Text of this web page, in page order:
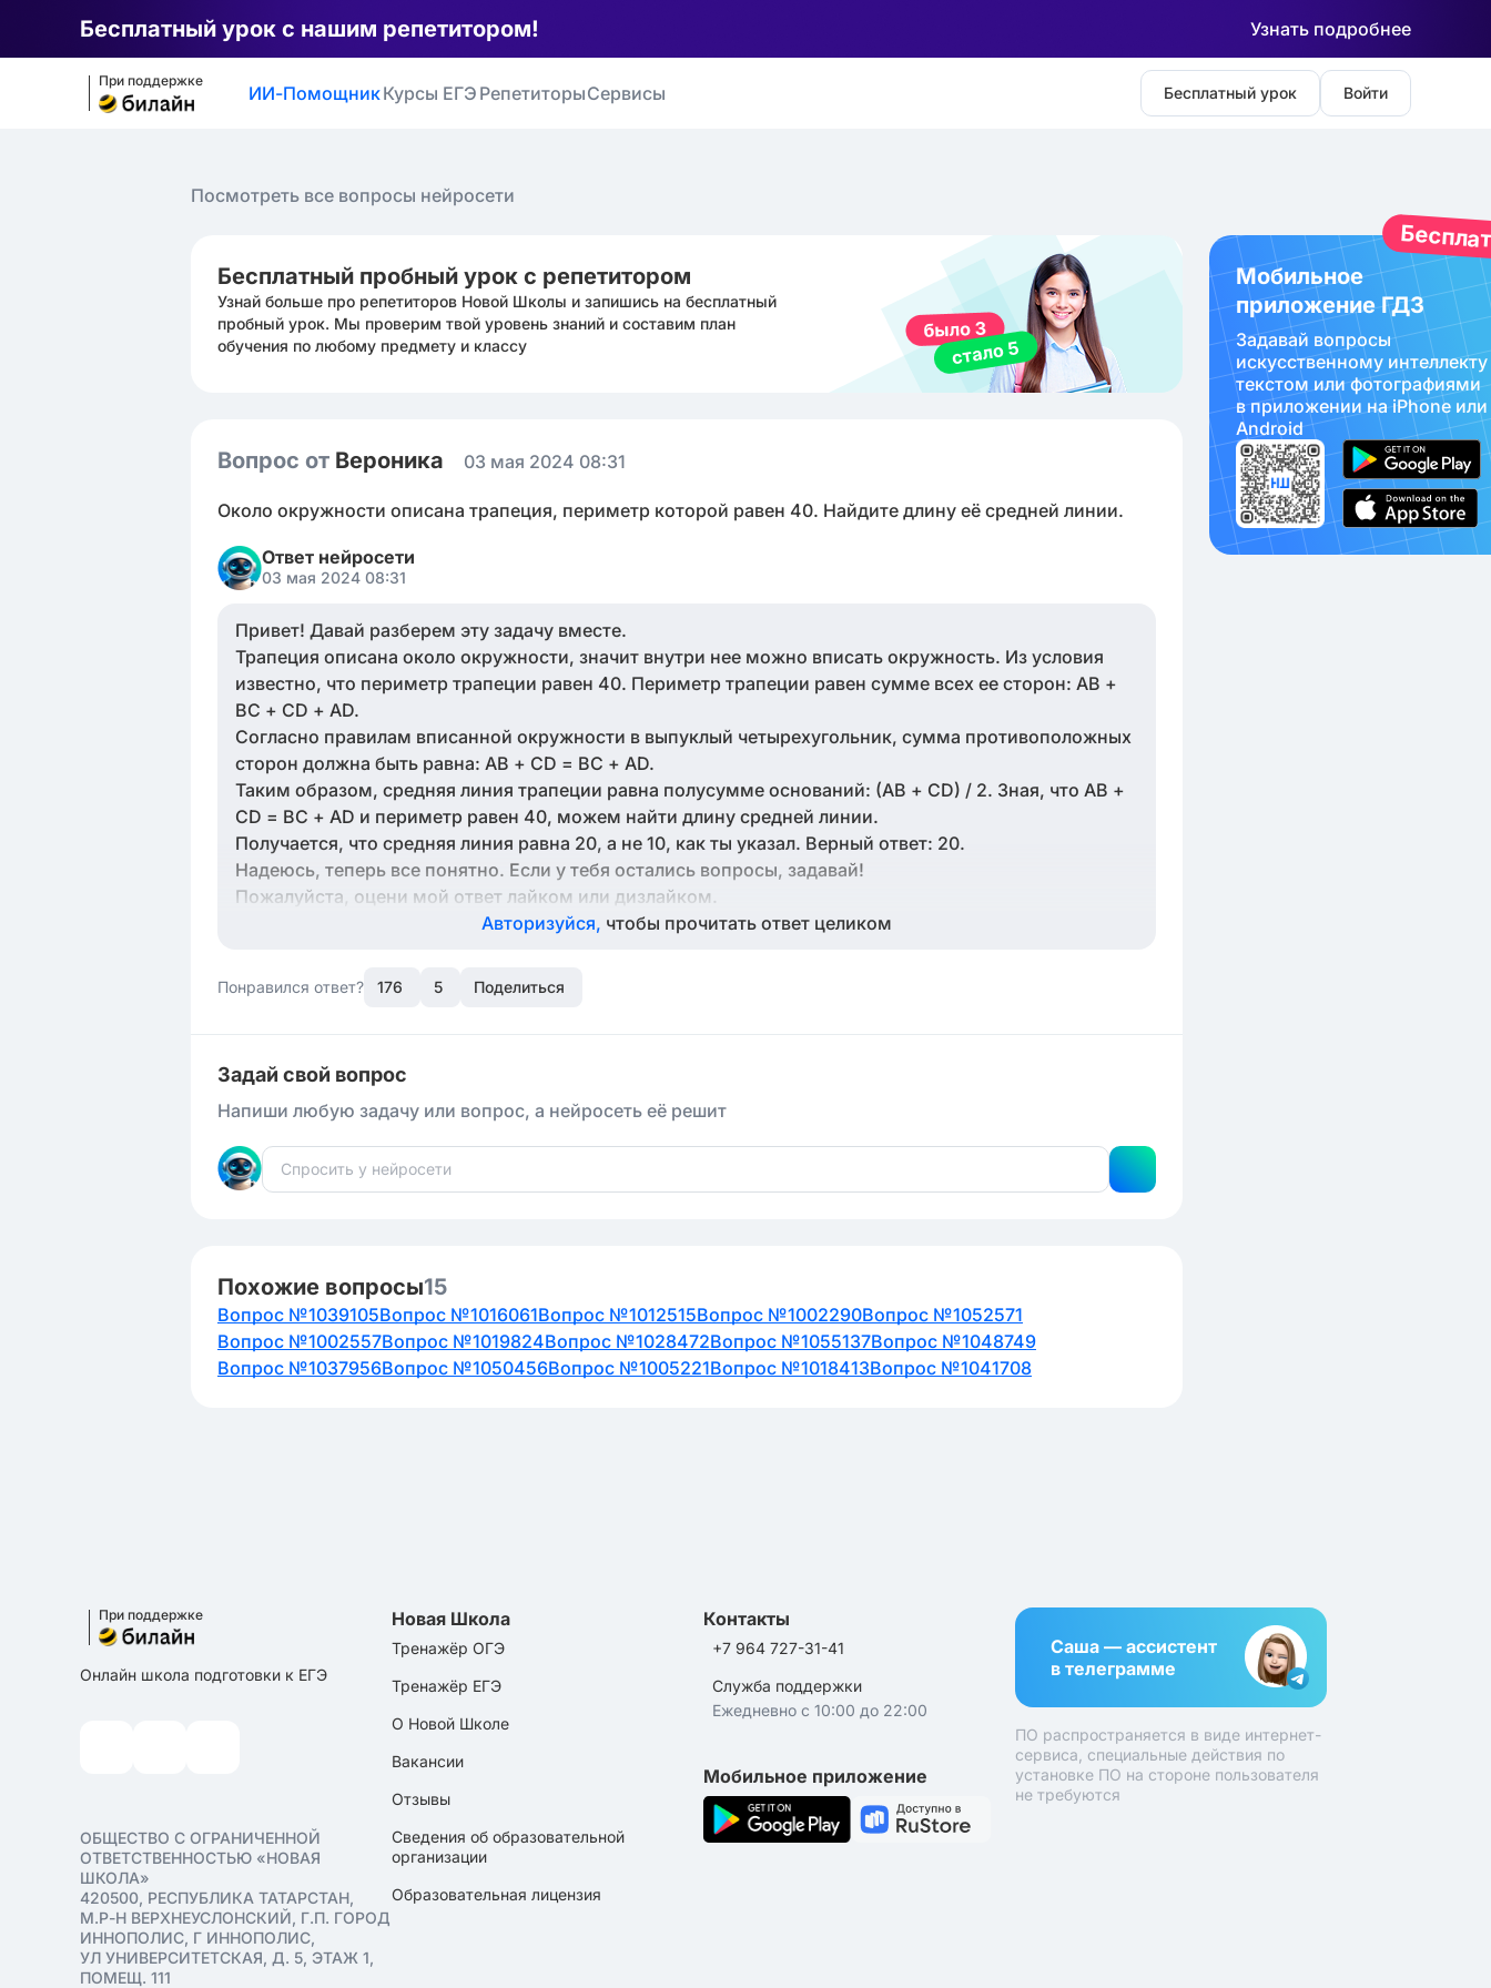
Бесплатный урок с нашим репетитором! Узнать подробнее
При поддержке
ИИ-ПомощникКурсы ЕГЭ РепетиторыСервисы Бесплатный урок Войти
Посмотреть все вопросы нейросети
Бесплатный пробный урок с репетитором
Узнай больше про репетиторов Новой Школы и запишись на бесплатный
пробный урок. Мы проверим твой уровень знаний и составим план
обучения по любому предмету и классу
Вопрос от Вероника ㅤ 03 мая 2024 08:31
Около окружности описана трапеция, периметр которой равен 40. Найдите длину её средней линии.
Ответ нейросети
03 мая 2024 08:31
Привет! Давай разберем эту задачу вместе.
Трапеция описана около окружности, значит внутри нее можно вписать окружность. Из условия
известно, что периметр трапеции равен 40. Периметр трапеции равен сумме всех ее сторон: AB +
BC + CD + AD.
Согласно правилам вписанной окружности в выпуклый четырехугольник, сумма противоположных
сторон должна быть равна: AB + CD = BC + AD.
Таким образом, средняя линия трапеции равна полусумме оснований: (AB + CD) / 2. Зная, что AB +
CD = BC + AD и периметр равен 40, можем найти длину средней линии.
Получается, что средняя линия равна 20, а не 10, как ты указал. Верный ответ: 20.
Надеюсь, теперь все понятно. Если у тебя остались вопросы, задавай!
Пожалуйста, оцени мой ответ лайком или дизлайком.
Авторизуйся, чтобы прочитать ответ целиком
Понравился ответ? 176 5 Поделиться
Задай свой вопрос
Напиши любую задачу или вопрос, а нейросеть её решит
Похожие вопросы15
Вопрос №1039105Вопрос №1016061Вопрос №1012515Вопрос №1002290Вопрос №1052571
Вопрос №1002557Вопрос №1019824Вопрос №1028472Вопрос №1055137Вопрос №1048749
Вопрос №1037956Вопрос №1050456Вопрос №1005221Вопрос №1018413Вопрос №1041708
Мобильное
приложение ГДЗ
Задавай вопросы
искуcственному интеллекту
текстом или фотографиями
в приложении на iPhone или
Android
При поддержке
Онлайн школа подготовки к ЕГЭ
ОБЩЕСТВО С ОГРАНИЧЕННОЙ
ОТВЕТСТВЕННОСТЬЮ «НОВАЯ
ШКОЛА»
420500, РЕСПУБЛИКА ТАТАРСТАН,
М.Р-Н ВЕРХНЕУСЛОНСКИЙ, Г.П. ГОРОД
ИННОПОЛИС, Г ИННОПОЛИС,
УЛ УНИВЕРСИТЕТСКАЯ, Д. 5, ЭТАЖ 1,
ПОМЕЩ. 111
Новая Школа
Тренажёр ОГЭ
Тренажёр ЕГЭ
О Новой Школе
Вакансии
Отзывы
Сведения об образовательной
организации
Образовательная лицензия
Контакты
+7 964 727-31-41
Служба поддержки
Ежедневно с 10:00 до 22:00
Мобильное приложение
Саша — ассистент
в телеграмме
ПО распространяется в виде интернет-
сервиса, специальные действия по
установке ПО на стороне пользователя
не требуются